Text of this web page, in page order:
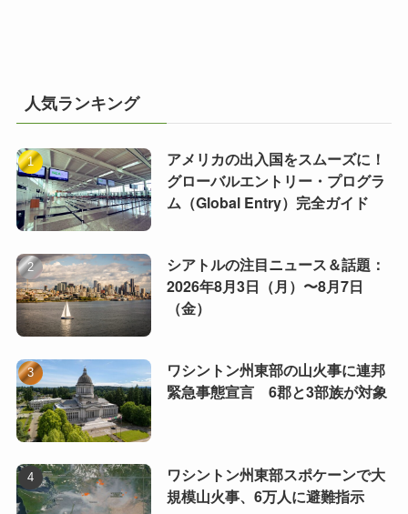
人気ランキング
アメリカの出入国をスムーズに！
グローバルエントリー・プログラ
ム（Global Entry）完全ガイド
シアトルの注目ニュース＆話題：
2026年8月3日（月）〜8月7日
（金）
ワシントン州東部の山火事に連邦
緊急事態宣言 6郡と3部族が対象
ワシントン州東部スポケーンで大
規模山火事、6万人に避難指示